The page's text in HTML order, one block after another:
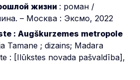
жизни : роман /
– Москва : Эксмо, 2022
: Augškurzemes metropole
Tamane ; dizains; Madara
: [Ilūkstes novada pašvaldība],